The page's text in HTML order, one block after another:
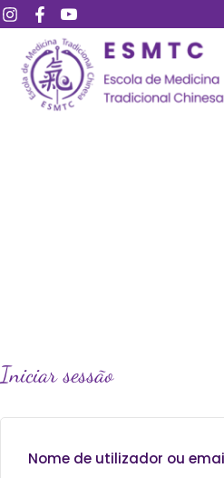
Iniciar sessão
Nome de utilizador ou
Login
Login